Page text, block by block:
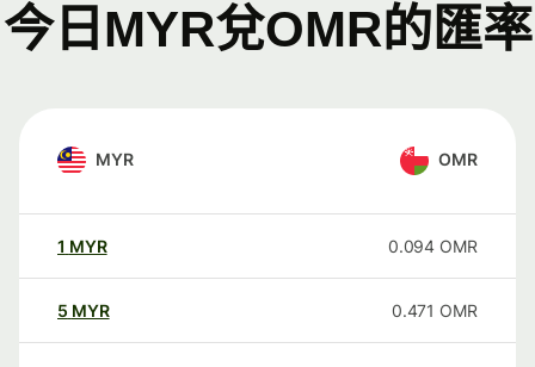
今日MYR兌OMR的匯率
MYR OMR
1 MYR 0.094 OMR
5 MYR 0.471 OMR